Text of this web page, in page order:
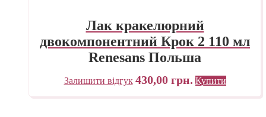
Лак кракелюрний
двокомпонентний Крок 2 110 мл
Renesans Польша
Залишити відгук 430,00 грн. Купити